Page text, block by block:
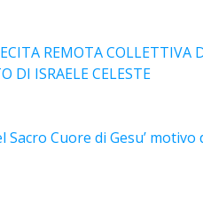
REMOTA
DI ISRAELE CELESTE
Sacro Cuore di Gesu’